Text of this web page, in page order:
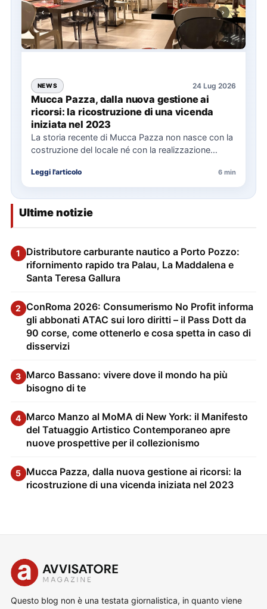
NEWS 24 Lug 2026
Mucca Pazza, dalla nuova gestione ai
ricorsi: la ricostruzione di una vicenda
iniziata nel 2023
La storia recente di Mucca Pazza non nasce con la
costruzione del locale né con la realizzazione
Leggi l'articolo 6 min
Ultime notizie
1
Distributore carburante nautico a Porto Pozzo:
rifornimento rapido tra Palau, La Maddalena e
Santa Teresa Gallura
2 ConRoma 2026: Consumerismo No Profit informa
gli abbonati ATAC sui loro diritti – il Pass Dott da
90 corse, come ottenerlo e cosa spetta in caso di
disservizi
3 Marco Bassano: vivere dove il mondo ha più
bisogno di te
4 Marco Manzo al MoMA di New York: il Manifesto
del Tatuaggio Artistico Contemporaneo apre
nuove prospettive per il collezionismo
5 Mucca Pazza, dalla nuova gestione ai ricorsi: la
ricostruzione di una vicenda iniziata nel 2023
Questo blog non è una testata giornalistica, in quanto viene